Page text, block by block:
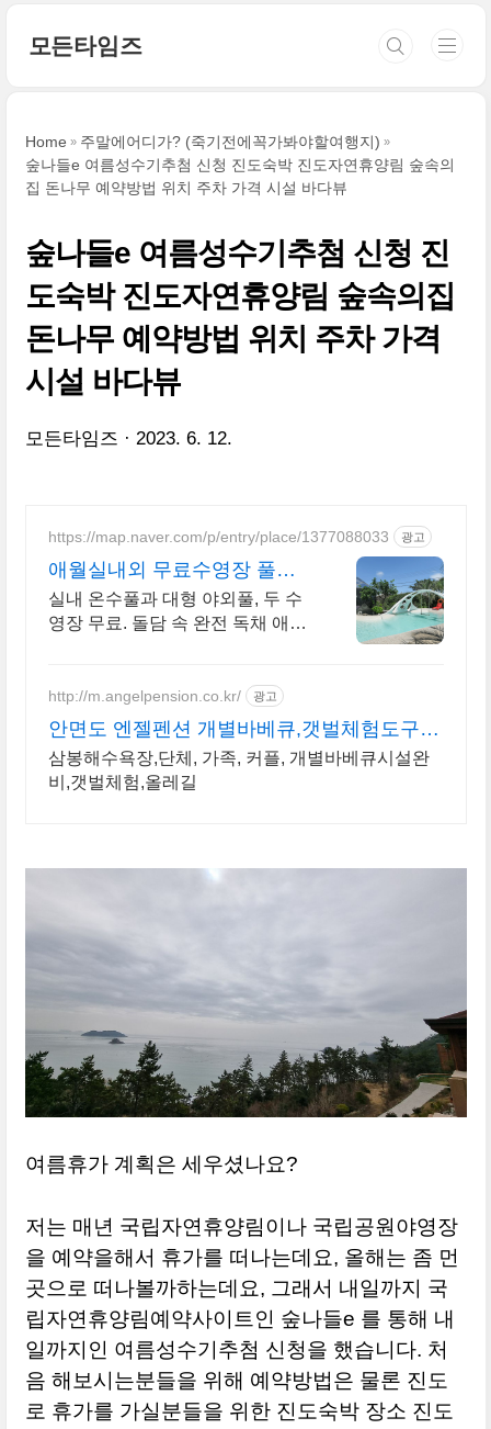
모든타임즈
Home
주말에어디가? (죽기전에꼭가봐야할여행지)
숲나들e 여름성수기추첨 신청 진도숙박 진도자연휴양림 숲속의
집 돈나무 예약방법 위치 주차 가격 시설 바다뷰
숲나들e 여름성수기추첨 신청 진
도숙박 진도자연휴양림 숲속의집
돈나무 예약방법 위치 주차 가격
시설 바다뷰
모든타임즈 2023. 6. 12.
https://map.naver.com/p/entry/place/1377088033 광고
애월실내외 무료수영장 풀빌
라 반려견 동반 이국적 감성숙
소
실내 온수풀과 대형 야외풀, 두 수
영장 무료. 돌담 속 완전 독채 애월
멍과 파티까지 즐겨요.
http://m.angelpension.co.kr/ 광고
안면도 엔젤펜션 개별바베큐,갯벌체험도구
대여
삼봉해수욕장,단체, 가족, 커플, 개별바베큐시설완
비,갯벌체험,올레길
여름휴가 계획은 세우셨나요?
저는 매년 국립자연휴양림이나 국립공원야영장
을 예약을해서 휴가를 떠나는데요, 올해는 좀 먼
곳으로 떠나볼까하는데요, 그래서 내일까지 국
립자연휴양림예약사이트인 숲나들e 를 통해 내
일까지인 여름성수기추첨 신청을 했습니다. 처
음 해보시는분들을 위해 예약방법은 물론 진도
로 휴가를 가실분들을 위한 진도숙박 장소 진도